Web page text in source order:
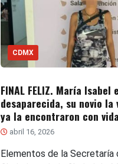
CDMX
FINAL FELIZ. María Isabel
desaparecida, su novio la
ya la encontraron con vida
abril 16, 2026
Elementos de la Secretaría